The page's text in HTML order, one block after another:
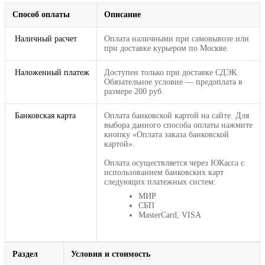
Способ оплаты Описание
Наличный расчет
Оплата наличными при самовывозе или
при доставке курьером по Москве.
Наложенный платеж
Доступен только при доставке СДЭК.
Обязательное условие — предоплата в
размере 200 руб.
Банковская карта
Оплата банковской картой на сайте. Для
выбора данного способа оплаты нажмите
кнопку «Оплата заказа банковской
картой».
Оплата осуществляется через ЮКасса с
использованием банковских карт
следующих платежных систем:
МИР
СБП
MasterCard, VISA
Раздел Условия и стоимость